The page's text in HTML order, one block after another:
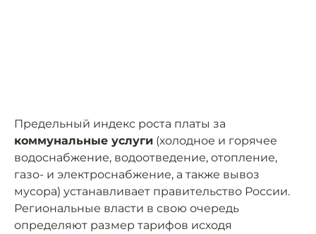
Предельный индекс роста платы за
коммунальные услуги (холодное и горячее
водоснабжение, водоотведение, отопление,
газо- и электроснабжение, а также вывоз
мусора) устанавливает правительство России.
Региональные власти в свою очередь
определяют размер тарифов исходя